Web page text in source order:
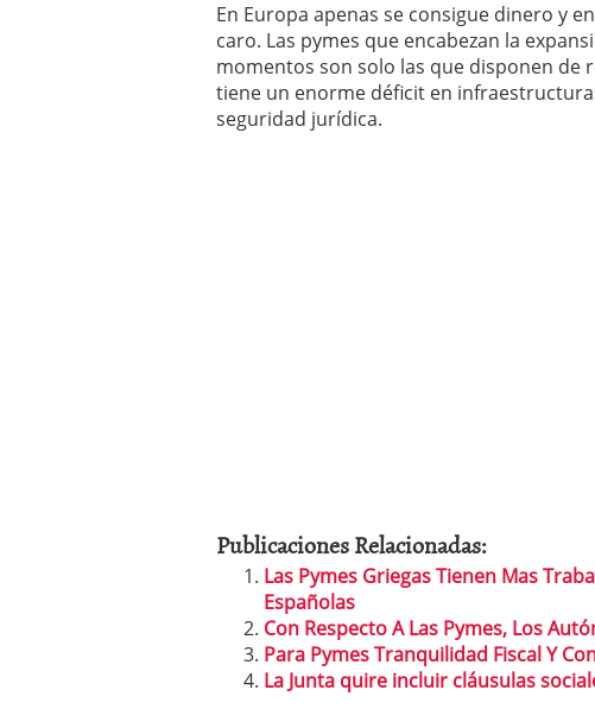
En Europa apenas se consigue dinero y
caro. Las pymes que encabezan la
momentos son solo las que disponen de
tiene un enorme déficit en
seguridad jurídica.
Publicaciones Relacionadas:
Las Pymes Griegas Tienen Mas
Españolas
Con Respecto A Las Pymes, Los
Para Pymes Tranquilidad Fiscal Y
La Junta quire incluir cláusulas